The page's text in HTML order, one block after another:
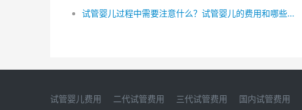
试管婴儿过程中需要注意什么？试管婴儿的费用和哪些因素有关？
试管婴儿费用 二代试管费用 三代试管费用 国内试管费用